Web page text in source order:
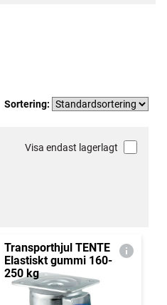
Sortering:
Visa endast lagerlagt
Transporthjul TENTE
Elastiskt gummi 160-
250 kg